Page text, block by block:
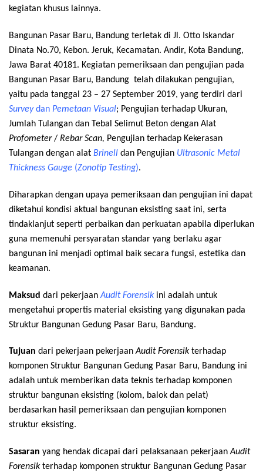
kegiatan khusus lainnya.
Bangunan Pasar Baru, Bandung terletak di Jl. Otto Iskandar
Dinata No.70, Kebon. Jeruk, Kecamatan. Andir, Kota Bandung,
Jawa Barat 40181. Kegiatan pemeriksaan dan pengujian pada
Bangunan Pasar Baru, Bandung telah dilakukan pengujian,
yaitu pada tanggal 23 – 27 September 2019, yang terdiri dari
Surveydan Pemetaan Visual; Pengujian terhadap Ukuran,
Jumlah Tulangan dan Tebal Selimut Beton dengan Alat
Profometer/ Rebar Scan, Pengujian terhadap Kekerasan
Tulangan dengan alat Brinell dan Pengujian Ultrasonic Metal
Thickness Gauge (Zonotip Testing).
Diharapkan dengan upaya pemeriksaan dan pengujian ini dapat
diketahui kondisi aktual bangunan eksisting saat ini, serta
tindaklanjut seperti perbaikan dan perkuatan apabila diperlukan
guna memenuhi persyaratan standar yang berlaku agar
bangunan ini menjadi optimal baik secara fungsi, estetika dan
keamanan.
Maksud dari pekerjaanAudit Forensik ini adalah untuk
mengetahui propertis material eksisting yang digunakan pada
Struktur Bangunan Gedung Pasar Baru, Bandung.
Tujuan dari pekerjaan pekerjaanAudit Forensikterhadap
komponen Struktur Bangunan Gedung Pasar Baru, Bandung ini
adalah untuk memberikan data teknis terhadap komponen
struktur bangunan eksisting (kolom, balok dan pelat)
berdasarkan hasil pemeriksaan dan pengujian komponen
struktur eksisting.
Sasaran yang hendak dicapai dari pelaksanaan pekerjaanAudit
Forensikterhadap komponen struktur Bangunan Gedung Pasar